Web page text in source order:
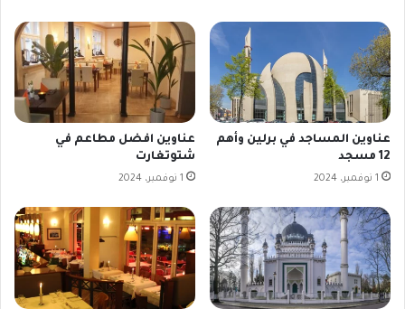
عناوين المساجد في برلين وأهم
12 مسجد
1 نوفمبر، 2024
عناوين افضل مطاعم في
شتوتغارت
1 نوفمبر، 2024